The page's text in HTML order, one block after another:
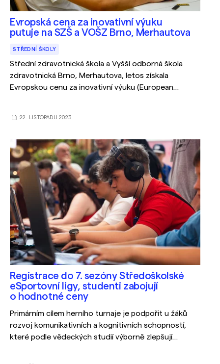
Evropská cena za inovativní výuku
putuje na SZŠ a VOŠZ Brno, Merhautova
STŘEDNÍ ŠKOLY
Střední zdravotnická škola a Vyšší odborná škola
zdravotnická Brno, Merhautova, letos získala
Evropskou cenu za inovativní výuku (European
22. LISTOPADU 2023
Registrace do 7. sezóny Středoškolské
eSportovní ligy, studenti zabojují
o hodnotné ceny
Primárním cílem herního turnaje je podpořit u žáků
rozvoj komunikativních a kognitivních schopností,
které podle vědeckých studií výborně zlepšují